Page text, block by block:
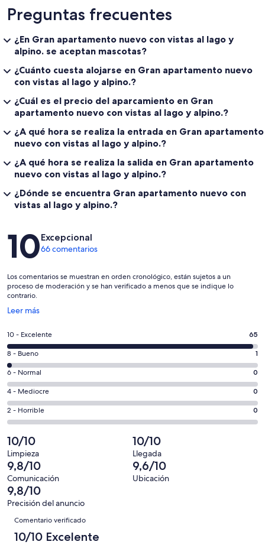
Preguntas frecuentes
¿En Gran apartamento nuevo con vistas al lago y
alpino. se aceptan mascotas?
¿Cuánto cuesta alojarse en Gran apartamento nuevo
con vistas al lago y alpino.?
¿Cuál es el precio del aparcamiento en Gran
apartamento nuevo con vistas al lago y alpino.?
¿A qué hora se realiza la entrada en Gran apartamento
nuevo con vistas al lago y alpino.?
¿A qué hora se realiza la salida en Gran apartamento
nuevo con vistas al lago y alpino.?
¿Dónde se encuentra Gran apartamento nuevo con
vistas al lago y alpino.?
Comentarios
10Excepcional
66 comentarios
Los comentarios se muestran en orden cronológico, están sujetos a un
proceso de moderación y se han verificado a menos que se indique lo
contrario.
Leer más
Se
en
una
ventana
nueva
65
comentarios
de
un
total
de
66
con
una
puntuación
de
10
-
Excelente
10 - Excelente 65
1
comentarios
de
un
total
de
con
una
puntuación
de
8
-
Bueno
8 - Bueno 1
0
comentarios
de
un
total
de
66
con
una
puntuación
de
6
Normal
6 - Normal 0
0
comentarios
de
total
de
66
con
una
puntuación
de
4 - Mediocre 0
0
comentarios
de
un
total
de
66
con
puntuación
de
2 - Horrible 0
10/10
Limpieza
10/10
Llegada
9,8/10
Comunicación
9,6/10
Ubicación
9,8/10
Precisión del anuncio
Comentarios
Comentario verificado
10/10 Excelente